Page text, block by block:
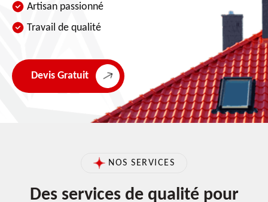
Artisan passionné
Travail de qualité
Devis Gratuit
NOS SERVICES
Des services de qualité pour